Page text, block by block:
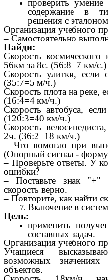
проверить
содержание в
решения с
Организация учебного
– Самостоятельно
Найди:
Скорость космического
56км за 8с. (56:8=7 км/с.)
Скорость улитки, если
(35:7=5 м/ч.)
Скорость плота на реке,
(16:4=4 км/ч.)
Скорость автобуса,
(120:3=40 км/ч.)
Скорость
2ч. (36:2=18 км/ч.)
– Что помогло при
(Опорный сигнал -
– Проверьте ответы. У
ошибки?
– Поставьте знак
скорость верно.
– Повторите, как найти
Включение в
Цель:
применить
составных задач.
Организация учебного
Учащиеся
возможных значениях
объектов.